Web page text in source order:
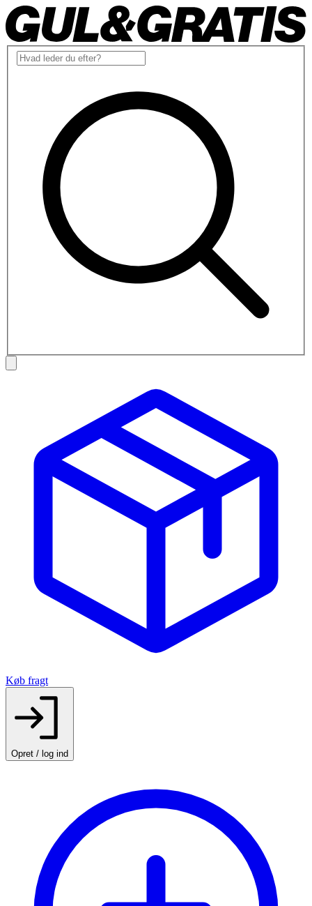
Køb fragt
Opret / log ind